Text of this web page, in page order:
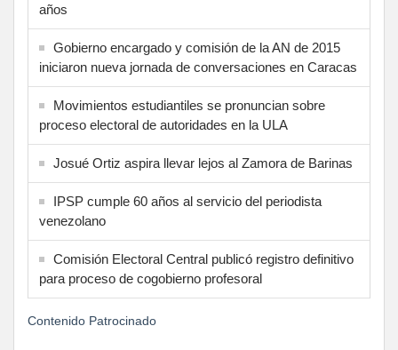
años
Gobierno encargado y comisión de la AN de 2015
iniciaron nueva jornada de conversaciones en Caracas
Movimientos estudiantiles se pronuncian sobre
proceso electoral de autoridades en la ULA
Josué Ortiz aspira llevar lejos al Zamora de Barinas
IPSP cumple 60 años al servicio del periodista
venezolano
Comisión Electoral Central publicó registro definitivo
para proceso de cogobierno profesoral
Contenido Patrocinado